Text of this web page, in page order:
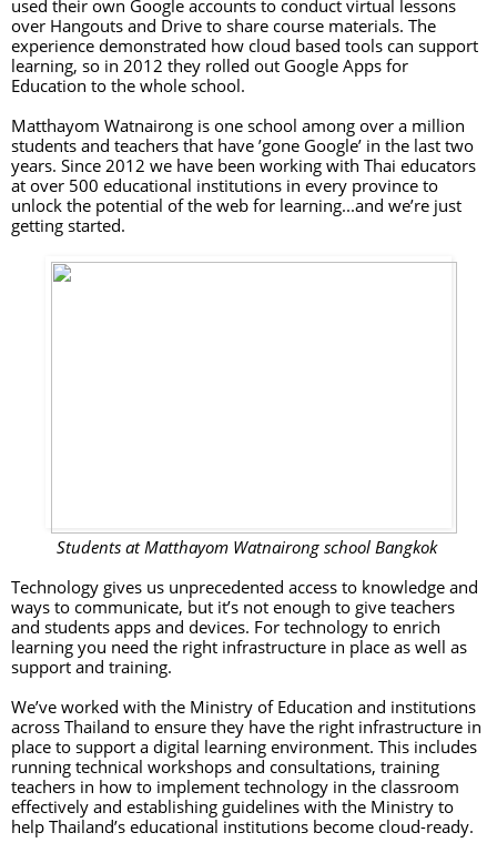
used their own Google accounts to conduct virtual lessons
over Hangouts and Drive to share course materials. The
experience demonstrated how cloud based tools can support
learning, so in 2012 they rolled out Google Apps for
Education to the whole school.
Matthayom Watnairong is one school among over a million
students and teachers that have ’gone Google’ in the last two
years. Since 2012 we have been working with Thai educators
at over 500 educational institutions in every province to
unlock the potential of the web for learning...and we’re just
getting started.
Students at Matthayom Watnairong school Bangkok
Technology gives us unprecedented access to knowledge and
ways to communicate, but it’s not enough to give teachers
and students apps and devices. For technology to enrich
learning you need the right infrastructure in place as well as
support and training.
We’ve worked with the Ministry of Education and institutions
across Thailand to ensure they have the right infrastructure in
place to support a digital learning environment. This includes
running technical workshops and consultations, training
teachers in how to implement technology in the classroom
effectively and establishing guidelines with the Ministry to
help Thailand’s educational institutions become cloud-ready.